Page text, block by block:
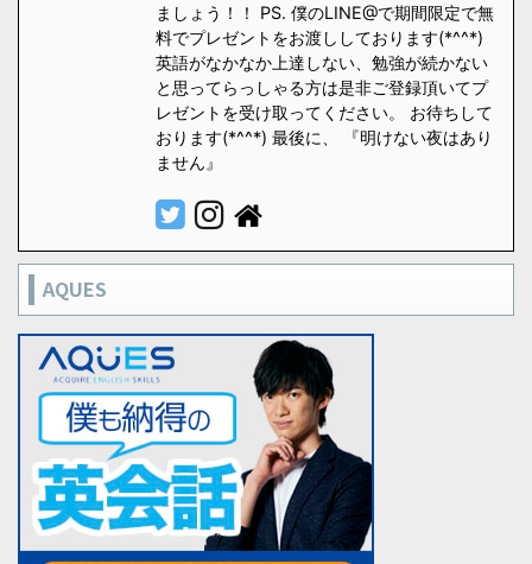
ましょう！！ PS. 僕のLINE@で期間限定で無
料でプレゼントをお渡ししております(*^^*)
英語がなかなか上達しない、勉強が続かない
と思ってらっしゃる方は是非ご登録頂いてプ
レゼントを受け取ってください。 お待ちして
おります(*^^*) 最後に、 『明けない夜はあり
ません』
AQUES